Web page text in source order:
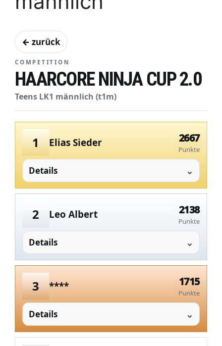
← zurück
COMPETITION
HAARCORE NINJA CUP 2.0
Teens LK1 männlich (t1m)
1 Elias Sieder 2667
Punkte
Details
2 Leo Albert 2138
Punkte
Details
3 **** 1715
Punkte
Details